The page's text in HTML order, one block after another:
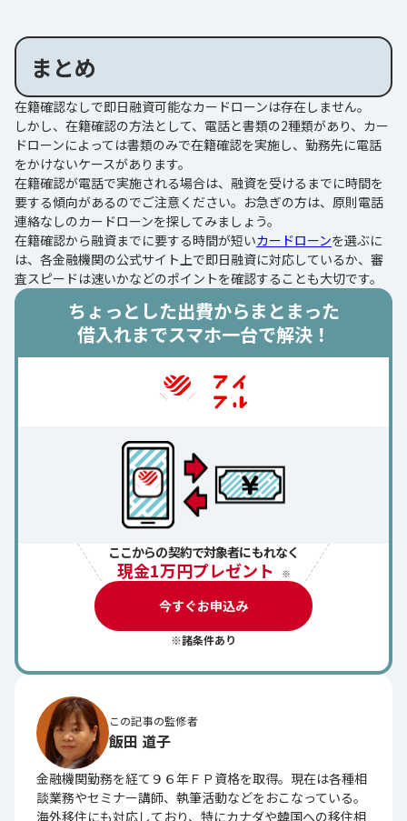
まとめ
在籍確認なしで即日融資可能なカードローンは存在しません。
しかし、在籍確認の方法として、電話と書類の2種類があり、カー
ドローンによっては書類のみで在籍確認を実施し、勤務先に電話
をかけないケースがあります。
在籍確認が電話で実施される場合は、融資を受けるまでに時間を
要する傾向があるのでご注意ください。お急ぎの方は、原則電話
連絡なしのカードローンを探してみましょう。
在籍確認から融資までに要する時間が短いカードローンを選ぶに
は、各金融機関の公式サイト上で即日融資に対応しているか、審
査スピードは速いかなどのポイントを確認することも大切です。
ちょっとした出費からまとまった
借入れまでスマホ一台で解決！
ここからの契約で対象者にもれなく
現金1万円プレゼント ※
今すぐお申込み
※諸条件あり
この記事の監修者
飯田 道子
金融機関勤務を経て９６年ＦＰ資格を取得。現在は各種相
談業務やセミナー講師、執筆活動などをおこなっている。
海外移住にも対応しており、特にカナダや韓国への移住相